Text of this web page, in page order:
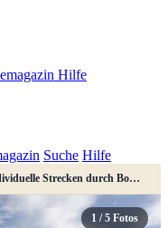
Hilfe
Suche Hilfe
Privater Fahrer — individuelle Strecken durch Bosnien & den Balkan
1 / 5 Fotos